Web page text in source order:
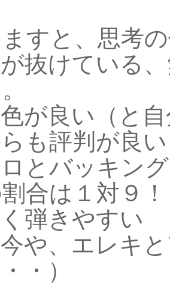
すと、思考
が抜けている
色が良い（と
も評判が良
ロとバッキン
合は１対９
弾きやすい
今や、エレキ
・）